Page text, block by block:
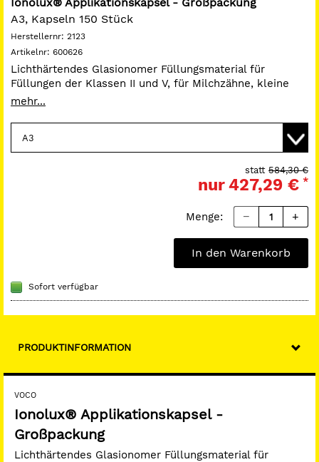
A3, Kapseln 150 Stück
Herstellernr: 2123
Artikelnr: 600626
Lichthärtendes Glasionomer Füllungsmaterial für
Füllungen der Klassen II und V, für Milchzähne, kleine
Füllungen der Klasse I sowie für die temporäre
Ionolux ist leicht zu applizieren, sofort modellierbar und
klebt nicht am Instrument. Ein Konditionieren der
Zahnsubstanz oder Varnish sind nicht notwendig. Das
mehr...
584,30 €
statt
nur427,29 € *
Menge:
In den Warenkorb
Sofort verfügbar
PRODUKTINFORMATION
VOCO
Ionolux® Applikationskapsel -
Großpackung
Lichthärtendes Glasionomer Füllungsmaterial für